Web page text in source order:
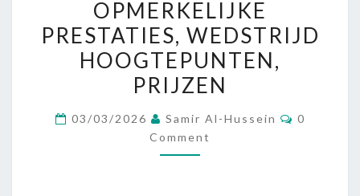
OPMERKELIJKE
PRESTATIES,
WEDSTRIJD
HOOGTEPUNTEN,
PRIJZEN
OPMERKELIJKE
PRESTATIES, WEDSTRIJD
HOOGTEPUNTEN,
PRIJZEN
03/03/2026 Samir Al-Hussein Comments
0
Comment